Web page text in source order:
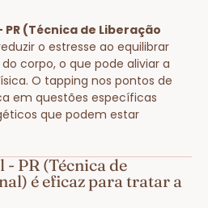
PR (Técnica de Liberação
o estresse ao equilibrar
corpo, o que pode aliviar a
O tapping nos pontos de
em questões específicas
que podem estar
- PR (Técnica de
é eficaz para tratar a